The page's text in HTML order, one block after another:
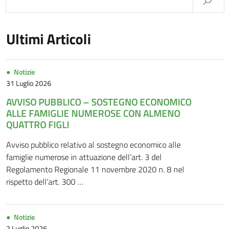
Ultimi Articoli
Notizie
31 Luglio 2026
AVVISO PUBBLICO – SOSTEGNO ECONOMICO
ALLE FAMIGLIE NUMEROSE CON ALMENO
QUATTRO FIGLI
Avviso pubblico relativo al sostegno economico alle
famiglie numerose in attuazione dell’art. 3 del
Regolamento Regionale 11 novembre 2020 n. 8 nel
rispetto dell’art. 300 …
Notizie